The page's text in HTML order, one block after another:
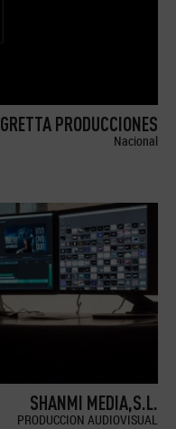
GRETTA PRODUCCIONES
Nacional
SHANMI MEDIA,S.L.
PRODUCCION AUDIOVISUAL